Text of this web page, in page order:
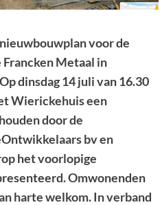
voor de
Metaal in
dinsdag 14 juli van 16.30
Wierickehuis een
door de
bv en
het voorlopige
Omwonenden
harte welkom. In verband